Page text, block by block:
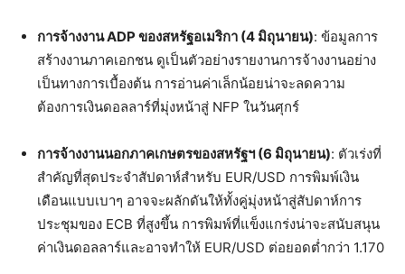
การจ้างงาน ADP ของสหรัฐอเมริกา (4 มิถุนายน): ข้อมูลการ
สร้างงานภาคเอกชน ดูเป็นตัวอย่างรายงานการจ้างงานอย่าง
เป็นทางการเบื้องต้น การอ่านค่าเล็กน้อยน่าจะลดความ
ต้องการเงินดอลลาร์ที่มุ่งหน้าสู่ NFP ในวันศุกร์
การจ้างงานนอกภาคเกษตรของสหรัฐฯ (6 มิถุนายน): ตัวเร่งที่
สำคัญที่สุดประจำสัปดาห์สำหรับ EUR/USD การพิมพ์เงิน
เดือนแบบเบาๆ อาจจะผลักดันให้ทั้งคู่มุ่งหน้าสู่สัปดาห์การ
ประชุมของ ECB ที่สูงขึ้น การพิมพ์ที่แข็งแกร่งน่าจะสนับสนุน
ค่าเงินดอลลาร์และอาจทำให้ EUR/USD ต่อยอดต่ำกว่า 1.170